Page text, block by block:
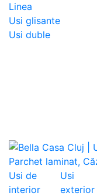
Linea
Usi glisante
Usi duble
Usi de
interior
Usi
exterior